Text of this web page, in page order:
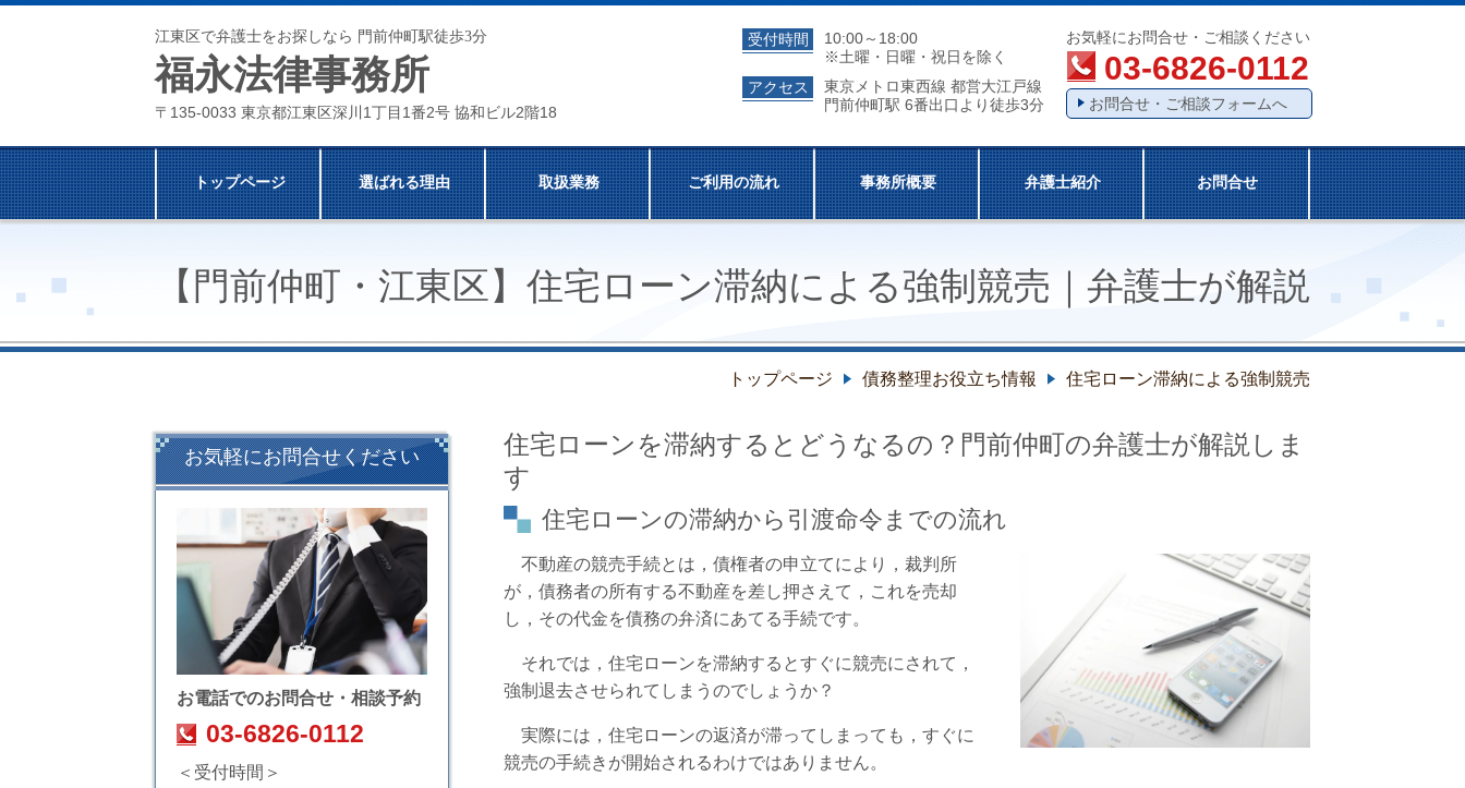
江東区で弁護士をお探しなら 門前仲町駅徒歩3分
福永法律事務所
〒135-0033 東京都江東区深川1丁目1番2号 協和ビル2階18
受付時間
10:00～18:00
※土曜・日曜・祝日を除く
アクセス
東京メトロ東西線 都営大江戸線
門前仲町駅 6番出口より徒歩3分
お気軽にお問合せ・ご相談ください
03-6826-0112
お問合せ・ご相談フォームへ
トップページ 選ばれる理由 取扱業務 ご利用の流れ 事務所概要 弁護士紹介 お問合せ
【門前仲町・江東区】 住宅ローン滞納による強制競売 ｜弁護士が解説
トップページ 債務整理お役立ち情報 住宅ローン滞納による強制競売
住宅ローンを滞納するとどうなるの？門前仲町の弁護士が解説しま
す
住宅ローンの滞納から引渡命令までの流れ
不動産の競売手続とは，債権者の申立てにより，裁判所
が，債務者の所有する不動産を差し押さえて，これを売却
し，その代金を債務の弁済にあてる手続です。
それでは，住宅ローンを滞納するとすぐに競売にされて，
強制退去させられてしまうのでしょうか？
実際には，住宅ローンの返済が滞ってしまっても，すぐに
競売の手続きが開始されるわけではありません。
お気軽にお問合せください
お電話でのお問合せ・相談予約
03-6826-0112
＜受付時間＞